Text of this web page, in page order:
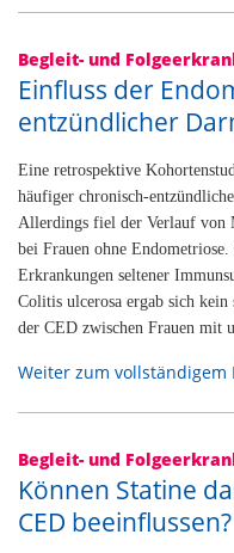
Begleit- und
Einfluss der
entzündlicher
Eine retrospektive
häufiger
Allerdings fiel der Verlauf von
bei Frauen ohne
Erkrankungen seltener
Colitis ulcerosa ergab sich
der CED zwischen Frauen mit
Weiter zum vollständigem
Begleit- und
Können Statine
CED beeinflussen?